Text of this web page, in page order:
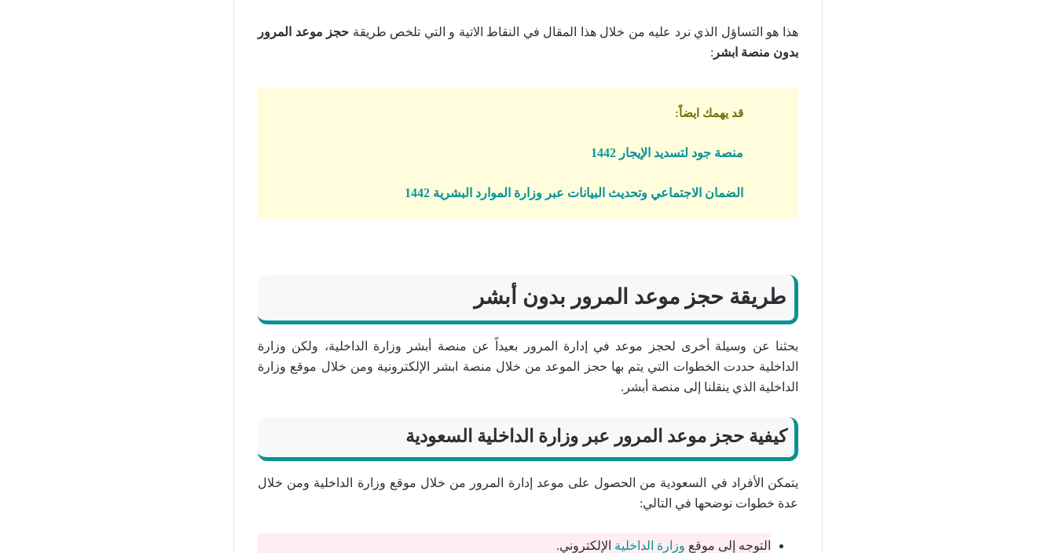
هذا هو التساؤل الذي نرد عليه من خلال هذا المقال في النقاط الاتية و التي تلخص طريقة حجز موعد المرور
بدون منصة ابشر :
قد يهمك ايضاً:
منصة جود لتسديد الإيجار 1442
الضمان الاجتماعي وتحديث البيانات عبر وزارة الموارد البشرية 1442
طريقة حجز موعد المرور بدون أبشر
بحثنا عن وسيلة أخرى لحجز موعد في إدارة المرور بعيداً عن منصة أبشر وزارة الداخلية، ولكن وزارة
الداخلية حددت الخطوات التي يتم بها حجز الموعد من خلال منصة ابشر الإلكترونية ومن خلال موقع وزارة
الداخلية الذي ينقلنا إلى منصة أبشر.
كيفية حجز موعد المرور عبر وزارة الداخلية السعودية
يتمكن الأفراد في السعودية من الحصول على موعد إدارة المرور من خلال موقع وزارة الداخلية ومن خلال
عدة خطوات نوضحها في التالي:
التوجه إلى موقع وزارة الداخلية الإلكتروني.